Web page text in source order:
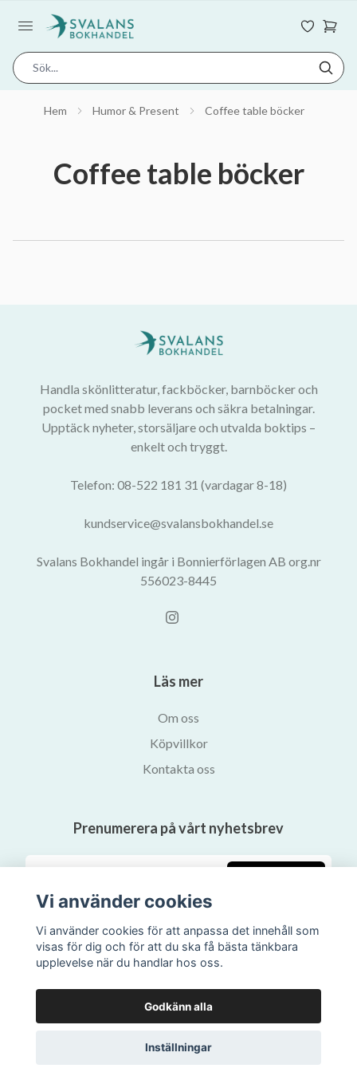
Hem Humor & Present Coffee table böcker
Coffee table böcker
Handla skönlitteratur, fackböcker, barnböcker och
pocket med snabb leverans och säkra betalningar.
Upptäck nyheter, storsäljare och utvalda boktips –
enkelt och tryggt.
Telefon: 08-522 181 31 (vardagar 8-18)
kundservice@svalansbokhandel.se
Svalans Bokhandel ingår i Bonnierförlagen AB org.nr
556023-8445
Läs mer
Om oss
Köpvillkor
Kontakta oss
Prenumerera på vårt nyhetsbrev
© 2026 Svalans Bokhandel
Vi använder cookies
Vi använder cookies för att anpassa det innehåll som
visas för dig och för att du ska få bästa tänkbara
upplevelse när du handlar hos oss.
Godkänn alla
Inställningar